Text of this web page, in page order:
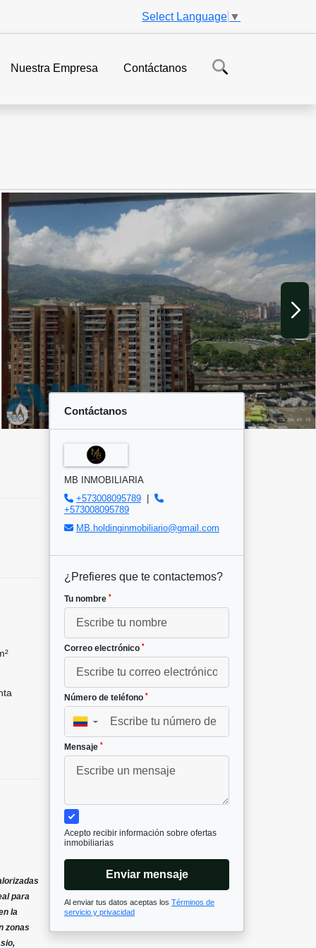
Select Language ▼
Nuestra Empresa Contáctanos
para
la
zonas
Contáctanos
MB INMOBILIARIA
+573008095789
+573008095789
MB.holdinginmobiliario@gmail.com
¿Prefieres que te contactemos?
Tu nombre *
Correo electrónico *
Número de teléfono *
▼
Mensaje *
Acepto recibir información sobre ofertas
inmobiliarias
Enviar mensaje
Al enviar tus datos aceptas los Términos de
servicio y privacidad